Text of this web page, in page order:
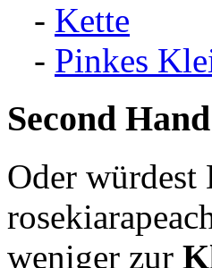
- Kette
- Pinkes
Second Hand
Oder
weniger zur